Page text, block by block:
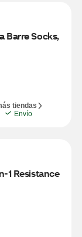
Barre Socks,
tiendas
Envío
1 Resistance